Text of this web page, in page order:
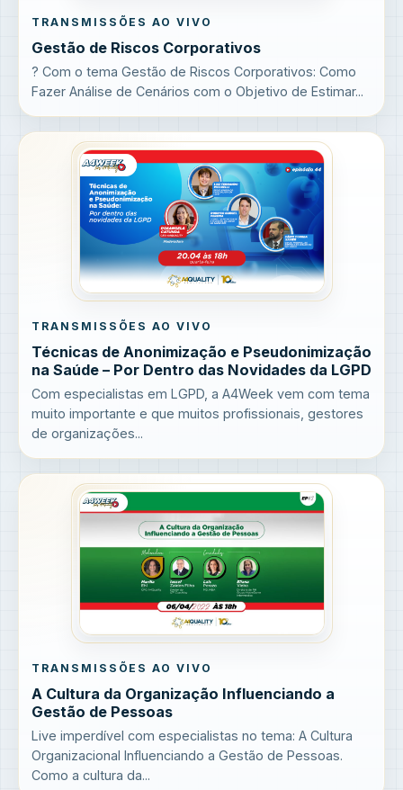
TRANSMISSÕES AO VIVO
Gestão de Riscos Corporativos
? Com o tema Gestão de Riscos Corporativos: Como
Fazer Análise de Cenários com o Objetivo de Estimar...
TRANSMISSÕES AO VIVO
Técnicas de Anonimização e Pseudonimização
na Saúde – Por Dentro das Novidades da LGPD
Com especialistas em LGPD, a A4Week vem com tema
muito importante e que muitos profissionais, gestores
de organizações...
TRANSMISSÕES AO VIVO
A Cultura da Organização Influenciando a
Gestão de Pessoas
Live imperdível com especialistas no tema: A Cultura
Organizacional Influenciando a Gestão de Pessoas.
Como a cultura da...